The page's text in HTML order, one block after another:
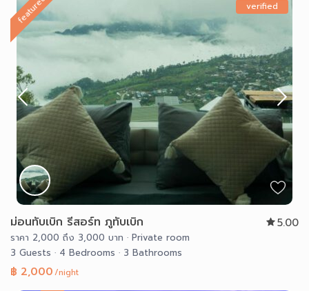
featured verified
ม่อนทับเบิก รีสอร์ท ภูทับเบิก 5.00
ราคา 2,000 ถึง 3,000 บาท · Private room
3 Guests· 4 Bedrooms· 3 Bathrooms
฿ 2,000/night